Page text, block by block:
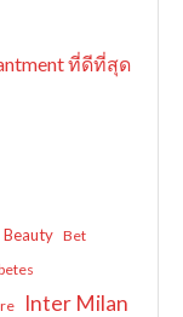
ที่ดีที่สุด
Beauty Bet
Inter Milan